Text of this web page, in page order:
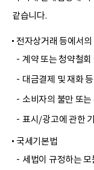
같습니다.
전자상거래 등에서
계약 또는 청약철회
대금결제 및 재화
소비자의 불만 또는
표시/광고에 관한
국세기본법
세법이 규정하는